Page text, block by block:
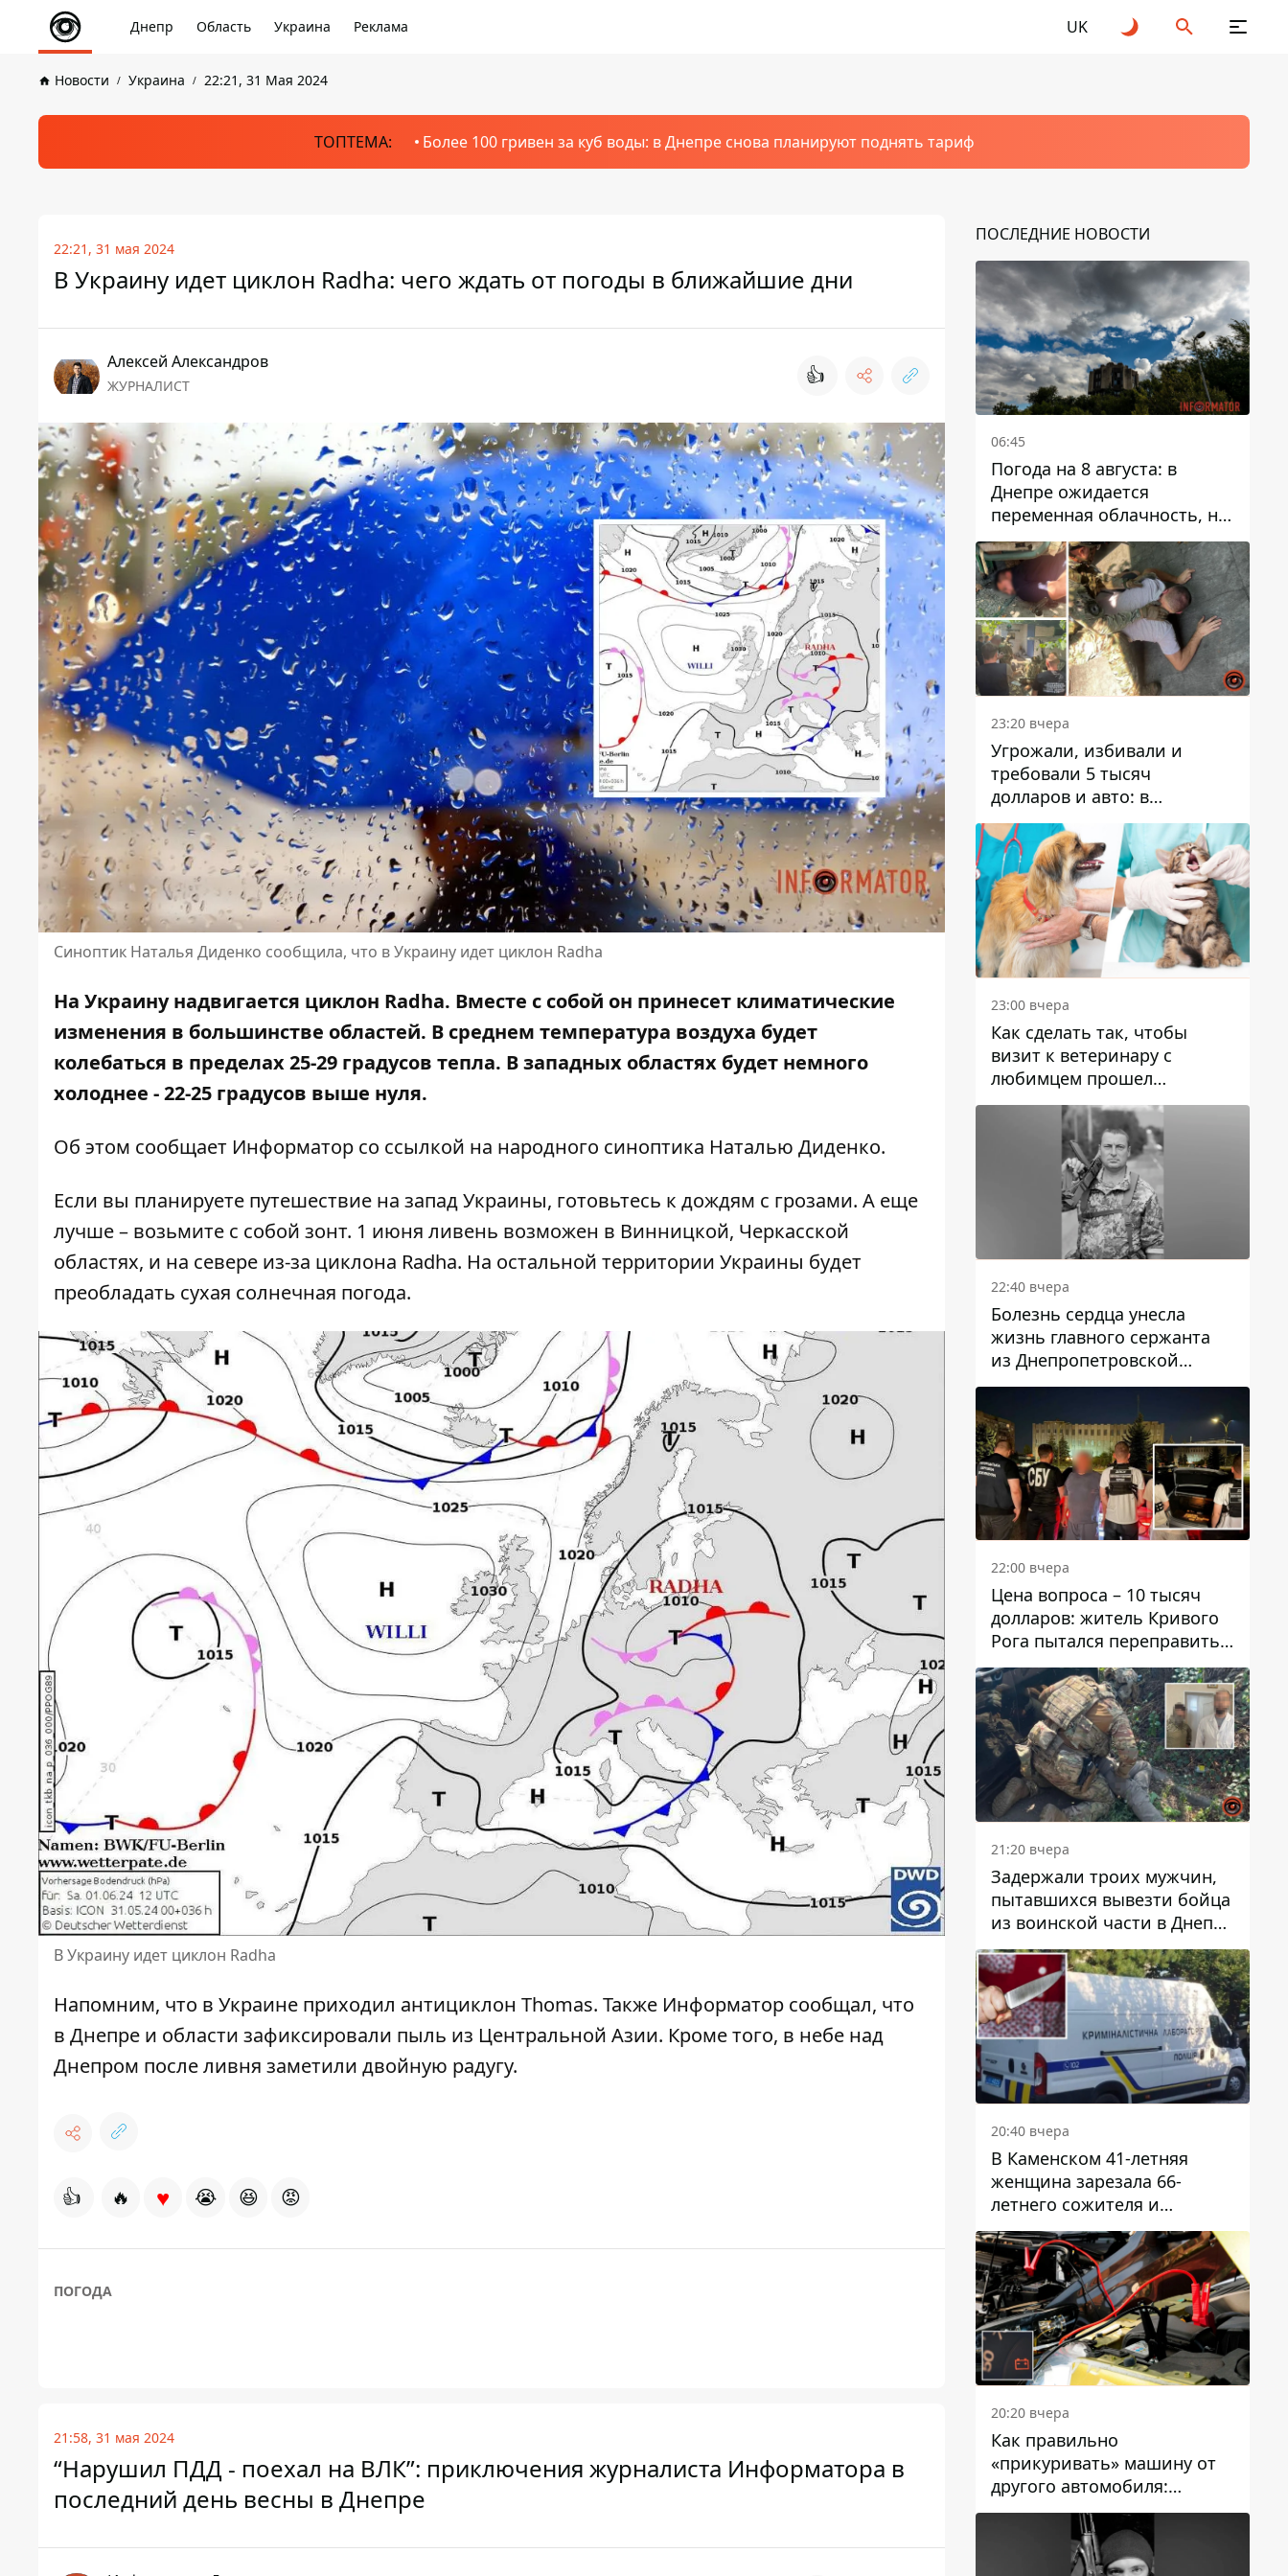
Днепр Область Украина Реклама UK
Новости Украина 22:21, 31 Мая 2024
ТОПТЕМА: Более 100 гривен за куб воды: в Днепре снова планируют поднять тариф
22:21, 31 мая 2024
В Украину идет циклон Radha: чего ждать от погоды в ближайшие дни
Алексей Александров
ЖУРНАЛИСТ 👍
Синоптик Наталья Диденко сообщила, что в Украину идет циклон Radha
На Украину надвигается циклон Radha. Вместе с собой он принесет климатические
изменения в большинстве областей. В среднем температура воздуха будет
колебаться в пределах 25-29 градусов тепла. В западных областях будет немного
холоднее - 22-25 градусов выше нуля.
Об этом сообщает Информатор со ссылкой на народного синоптика Наталью Диденко.
Если вы планируете путешествие на запад Украины, готовьтесь к дождям с грозами. А еще
лучше – возьмите с собой зонт. 1 июня ливень возможен в Винницкой, Черкасской
областях, и на севере из-за циклона Radha. На остальной территории Украины будет
преобладать сухая солнечная погода.
В Украину идет циклон Radha
Напомним, что в Украине приходил антициклон Thomas. Также Информатор сообщал, что
в Днепре и области зафиксировали пыль из Центральной Азии. Кроме того, в небе над
Днепром после ливня заметили двойную радугу.
👍 🔥 ♥ 😭 😆 😡
ПОГОДА
21:58, 31 мая 2024
“Нарушил ПДД - поехал на ВЛК”: приключения журналиста Информатора в
последний день весны в Днепре
ПОСЛЕДНИЕ НОВОСТИ
06:45
Погода на 8 августа: в
Днепре ожидается
переменная облачность, но
может пойти дождь
23:20 вчера
Угрожали, избивали и
требовали 5 тысяч
долларов и авто: в
Павлограде задержали двух
мужчин
23:00 вчера
Как сделать так, чтобы
визит к ветеринару с
любимцем прошел
спокойно: простые советы
22:40 вчера
Болезнь сердца унесла
жизнь главного сержанта
из Днепропетровской
области Юрия Свистуна
22:00 вчера
Цена вопроса – 10 тысяч
долларов: житель Кривого
Рога пытался переправить
мужчину в Словакию
21:20 вчера
Задержали троих мужчин,
пытавшихся вывезти бойца
из воинской части в Днепр
за 7 тысяч долларов: среди
них был врач
20:40 вчера
В Каменском 41-летняя
женщина зарезала 66-
летнего сожителя и
пыталась обмануть
полицейских
20:20 вчера
Как правильно
«прикуривать» машину от
другого автомобиля:
инструкция для водителей